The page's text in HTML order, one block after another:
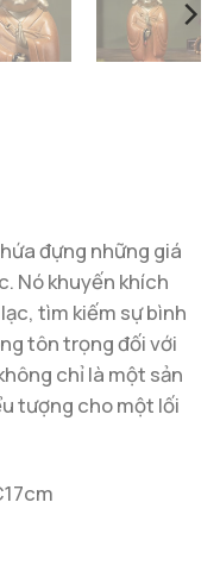
đựng những giá
Nó khuyến khích
tìm kiếm sự bình
tôn trọng đối với
chỉ là một sản
tượng cho một lối